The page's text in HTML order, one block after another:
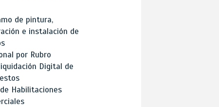
de pintura,
e instalación de
por Rubro
Digital de
Habilitaciones